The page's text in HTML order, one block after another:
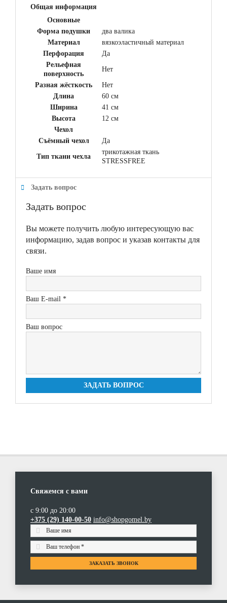
Общая информация
Основные
Форма подушки
два валика
Материал
вязкоэластичный материал
Перфорация
Да
Рельефная
поверхность
Нет
Разная жёсткость
Нет
Длина
60 см
Ширина
41 см
Высота
12 см
Чехол
Съёмный чехол
Да
Тип ткани чехла
трикотажная ткань
STRESSFREE
Задать вопрос
Задать вопрос
Вы можете получить любую интересующую вас
информацию, задав вопрос и указав контакты для
связи.
Ваше имя
Ваш E-mail *
Ваш вопрос
ЗАДАТЬ ВОПРОС
Свяжемся с вами
с 9:00 до 20:00
+375 (29) 140-00-50 info@shopgomel.by
ЗАКАЗАТЬ ЗВОНОК